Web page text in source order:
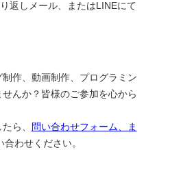
返しメール、またはLINEにて
作、動画制作、プログラミン
んか？皆様のご参加を心から
ら、
問い合わせフォーム、ま
わせください。